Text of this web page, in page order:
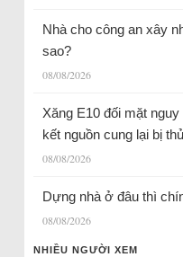
Nhà cho công an xây
sao?
08/08/2026
Xăng E10 đối mặt
kết nguồn cung lại bị
08/08/2026
Dựng nhà ở đâu thì
08/08/2026
NHIỀU NGƯỜI XEM